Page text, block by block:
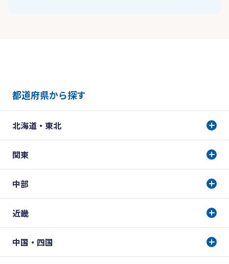
都道府県から探す
北海道・東北
関東
中部
近畿
中国・四国